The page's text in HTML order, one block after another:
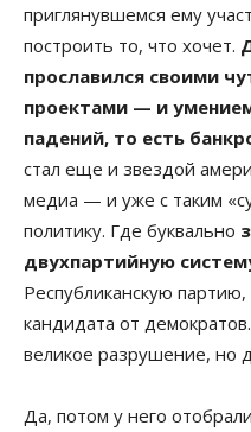
приглянувшемся ему
построить то, что хочет.
прославился своими
проектами — и
падений, то есть
стал еще и звездой
медиа — и уже с таким
политику. Где буквально
двухпартийную
Республиканскую
кандидата от
великое разрушение, но
Да, потом у него